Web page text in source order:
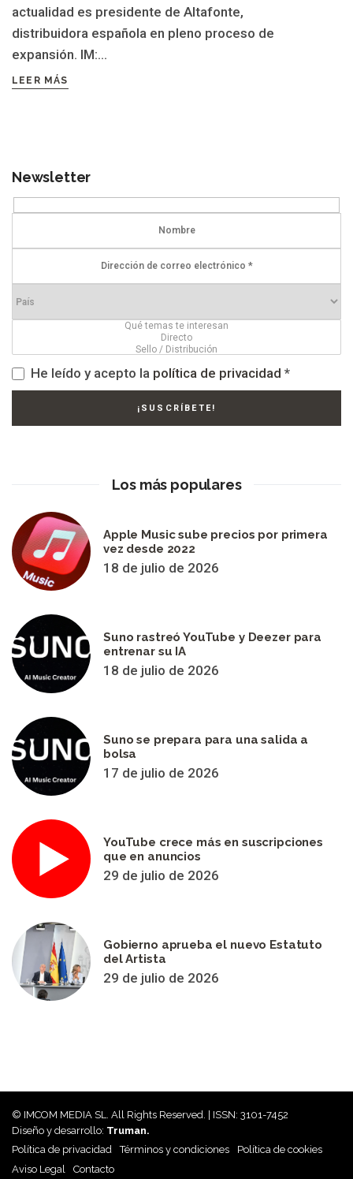
actualidad es presidente de Altafonte,
distribuidora española en pleno proceso de
expansión. IM:...
LEER MÁS
Newsletter
He leído y acepto la política de privacidad *
Los más populares
Apple Music sube precios por primera
vez desde 2022
18 de julio de 2026
Suno rastreó YouTube y Deezer para
entrenar su IA
18 de julio de 2026
Suno se prepara para una salida a
bolsa
17 de julio de 2026
YouTube crece más en suscripciones
que en anuncios
29 de julio de 2026
Gobierno aprueba el nuevo Estatuto
del Artista
29 de julio de 2026
© IMCOM MEDIA SL. All Rights Reserved. | ISSN: 3101-7452
Diseño y desarrollo: Truman.
Política de privacidad
Términos y condiciones
Política de cookies
Aviso Legal
Contacto